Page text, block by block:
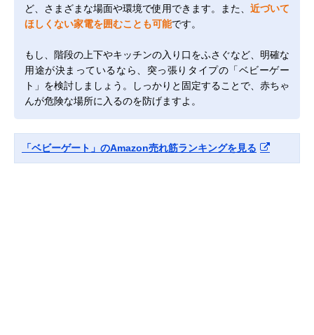
ど、さまざまな場面や環境で使用できます。また、 近づいて
ほしくない家電を囲むことも可能です。
もし、階段の上下やキッチンの入り口をふさぐなど、明確な
用途が決まっているなら、突っ張りタイプの「ベビーゲー
ト」を検討しましょう。しっかりと固定することで、赤ちゃ
んが危険な場所に入るのを防げますよ。
「ベビーゲート」のAmazon売れ筋ランキングを見る